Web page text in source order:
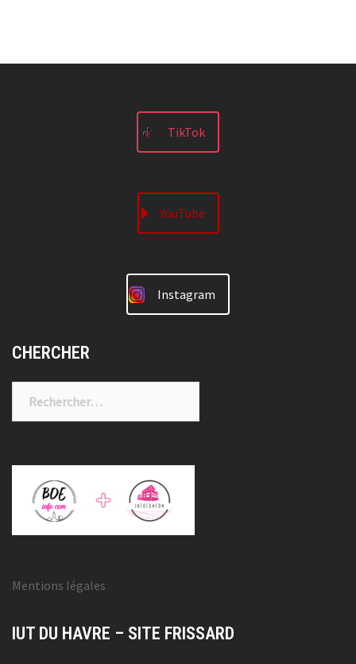
TikTok
YouTube
Instagram
CHERCHER
Mentions légales
IUT DU HAVRE – SITE FRISSARD